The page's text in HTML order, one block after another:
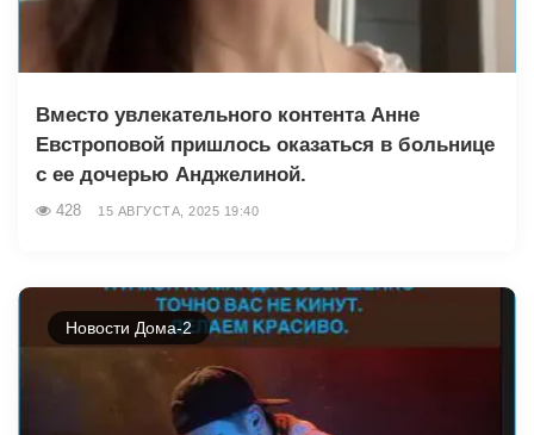
Вместо увлекательного контента Анне
Евстроповой пришлось оказаться в больнице
с ее дочерью Анджелиной.
428 15 АВГУСТА, 2025 19:40
Новости Дома-2